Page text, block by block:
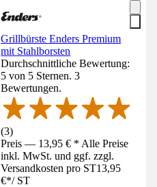
Grillbürste Enders Premium
mit Stahlborsten
Durchschnittliche Bewertung:
5 von 5 Sternen. 3
Bewertungen.
(3)
Preis — 13,95 € * Alle Preise
inkl. MwSt. und ggf. zzgl.
Versandkosten pro ST13,95
€*/ ST